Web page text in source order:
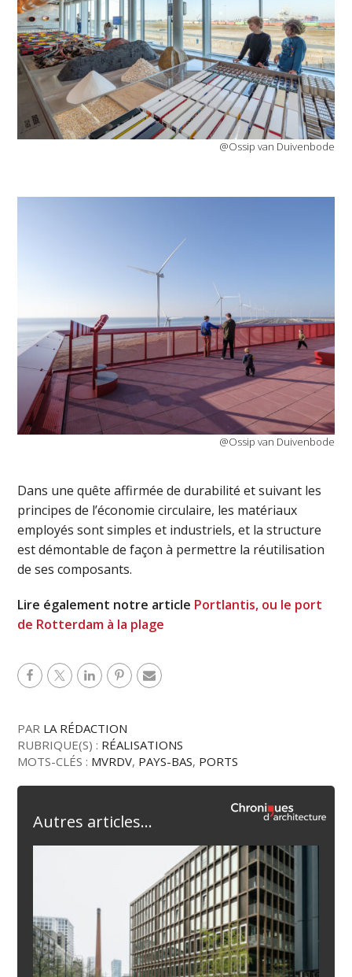
@Ossip van Duivenbode
@Ossip van Duivenbode
Dans une quête affirmée de durabilité et suivant les
principes de l’économie circulaire, les matériaux
employés sont simples et industriels, et la structure
est démontable de façon à permettre la réutilisation
de ses composants.
Lire également notre article Portlantis, ou le port
de Rotterdam à la plage
PAR LA RÉDACTION
RUBRIQUE(S) : RÉALISATIONS
MOTS-CLÉS : MVRDV, PAYS-BAS, PORTS
Autres articles...